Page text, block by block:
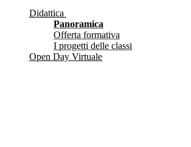
Didattica
Panoramica
Offerta formativa
I progetti delle classi
Open Day Virtuale